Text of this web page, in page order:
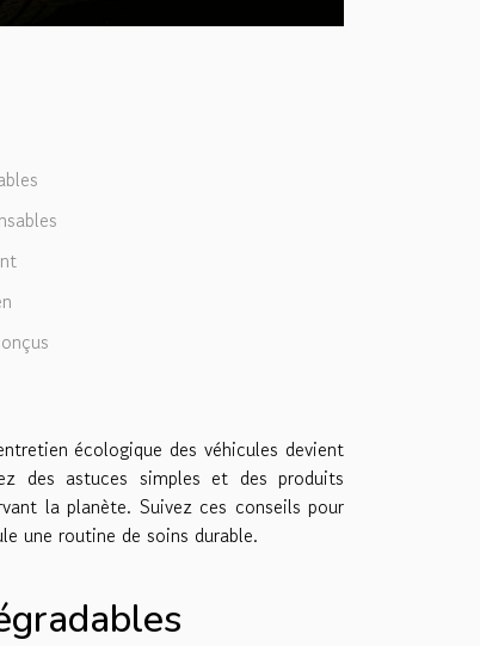
écologique des véhicules devient
des astuces simples et des produits
la planète. Suivez ces conseils pour
une routine de soins durable.